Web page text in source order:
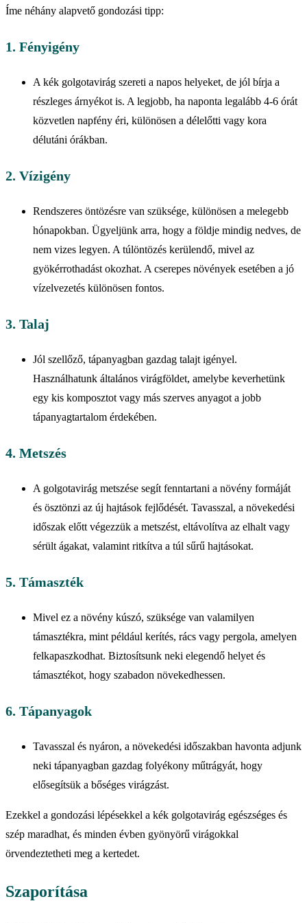
Íme néhány alapvető gondozási tipp:
1. Fényigény
A kék golgotavirág szereti a napos helyeket, de jól bírja a
részleges árnyékot is. A legjobb, ha naponta legalább 4-6 órát
közvetlen napfény éri, különösen a délelőtti vagy kora
délutáni órákban.
2. Vízigény
Rendszeres öntözésre van szüksége, különösen a melegebb
hónapokban. Ügyeljünk arra, hogy a földje mindig nedves, de
nem vizes legyen. A túlöntözés kerülendő, mivel az
gyökérrothadást okozhat. A cserepes növények esetében a jó
vízelvezetés különösen fontos.
3. Talaj
Jól szellőző, tápanyagban gazdag talajt igényel.
Használhatunk általános virágföldet, amelybe keverhetünk
egy kis komposztot vagy más szerves anyagot a jobb
tápanyagtartalom érdekében.
4. Metszés
A golgotavirág metszése segít fenntartani a növény formáját
és ösztönzi az új hajtások fejlődését. Tavasszal, a növekedési
időszak előtt végezzük a metszést, eltávolítva az elhalt vagy
sérült ágakat, valamint ritkítva a túl sűrű hajtásokat.
5. Támaszték
Mivel ez a növény kúszó, szüksége van valamilyen
támasztékra, mint például kerítés, rács vagy pergola, amelyen
felkapaszkodhat. Biztosítsunk neki elegendő helyet és
támasztékot, hogy szabadon növekedhessen.
6. Tápanyagok
Tavasszal és nyáron, a növekedési időszakban havonta adjunk
neki tápanyagban gazdag folyékony műtrágyát, hogy
elősegítsük a bőséges virágzást.
Ezekkel a gondozási lépésekkel a kék golgotavirág egészséges és
szép maradhat, és minden évben gyönyörű virágokkal
örvendeztetheti meg a kertedet.
Szaporítása